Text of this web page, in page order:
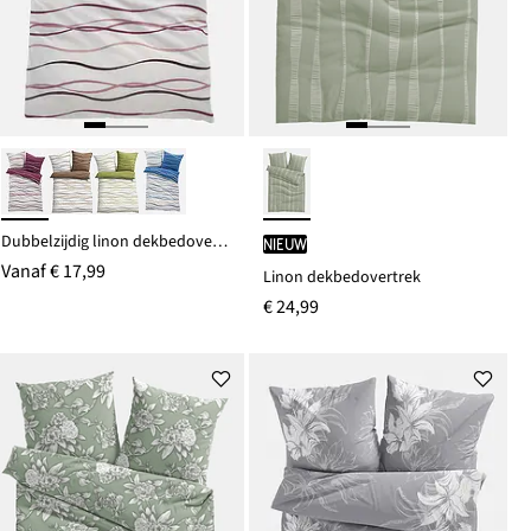
Dubbelzijdig linon dekbedovertrek
Vanaf€ 17,99
Nieuw
Linon dekbedovertrek
€ 24,99